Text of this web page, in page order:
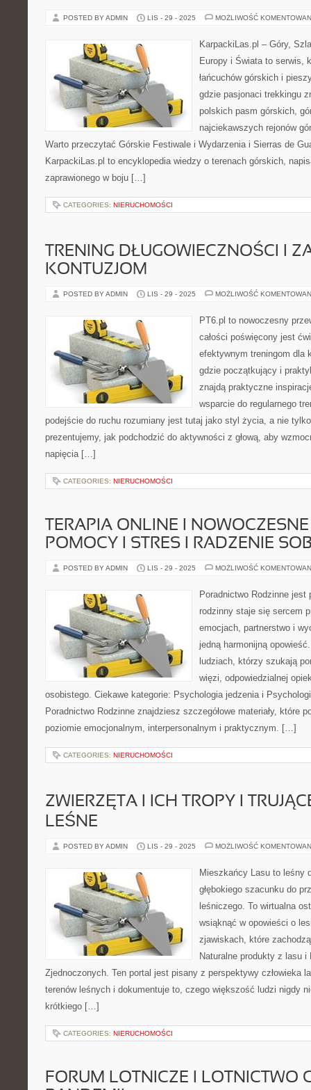
POSTED BY ADMIN LIS - 29 - 2025 MOŻLIWOŚĆ
KarpackiLas.pl – Góry,
Europy i Świata to serwis,
łańcuchów górskich i
gdzie pasjonaci trekkingu
polskich pasm górskich,
najciekawszych rejonów
Warto przeczytać Górskie Festiwale i Wydarzenia i Sierras de
KarpackiLas.pl to encyklopedia wiedzy o terenach górskich,
zaprawionego w boju […]
CATEGORIES: NIERUCHOMOŚCI
TRENING DŁUGOWIECZNOŚCI I
KONTUZJOM
POSTED BY ADMIN LIS - 29 - 2025 MOŻLIWOŚĆ
PT6.pl to nowoczesny
całości poświęcony jest
efektywnym treningom dla
gdzie początkujący i
znajdą praktyczne
wsparcie do regularnego
podejście do ruchu rozumiany jest tutaj jako styl życia, a nie
prezentujemy, jak podchodzić do aktywności z głową, aby
napięcia […]
CATEGORIES: NIERUCHOMOŚCI
TERAPIA ONLINE I
POMOCY I STRES I RADZENIE
POSTED BY ADMIN LIS - 29 - 2025 MOŻLIWOŚĆ
Poradnictwo Rodzinne jest
rodzinny staje się sercem
emocjach, partnerstwo i
jedną harmonijną
ludziach, którzy szukają
więzi, odpowiedzialnej
osobistego. Ciekawe kategorie: Psychologia jedzenia i
Poradnictwo Rodzinne znajdziesz szczegółowe materiały, które
poziomie emocjonalnym, interpersonalnym i praktycznym. […]
CATEGORIES: NIERUCHOMOŚCI
ZWIERZĘTA I ICH TROPY I
LEŚNE
POSTED BY ADMIN LIS - 29 - 2025 MOŻLIWOŚĆ
Mieszkańcy Lasu to leśny
głębokiego szacunku do
leśniczego. To wirtualna
wsiąknąć w opowieści o
zjawiskach, które
Naturalne produkty z lasu
Zjednoczonych. Ten portal jest pisany z perspektywy człowieka
terenów leśnych i dokumentuje to, czego większość ludzi nigdy
krótkiego […]
CATEGORIES: NIERUCHOMOŚCI
FORUM LOTNICZE I LOTNICTWO